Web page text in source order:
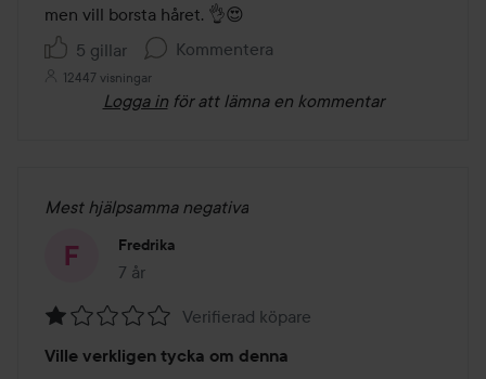
men vill borsta håret. 👌😍
5 gillar
Kommentera
12447 visningar
Logga in för att lämna en kommentar
Mest hjälpsamma negativa
Fredrika
7 år
Inlägget skapades 7 år
1
Verifierad köpare
Ville verkligen tycka om denna